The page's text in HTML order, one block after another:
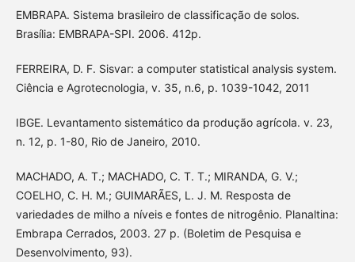
EMBRAPA. Sistema brasileiro de classificação de solos.
Brasília: EMBRAPA-SPI. 2006. 412p.
FERREIRA, D. F. Sisvar: a computer statistical analysis system.
Ciência e Agrotecnologia, v. 35, n.6, p. 1039-1042, 2011
IBGE. Levantamento sistemático da produção agrícola. v. 23,
n. 12, p. 1-80, Rio de Janeiro, 2010.
MACHADO, A. T.; MACHADO, C. T. T.; MIRANDA, G. V.;
COELHO, C. H. M.; GUIMARÃES, L. J. M. Resposta de
variedades de milho a níveis e fontes de nitrogênio. Planaltina:
Embrapa Cerrados, 2003. 27 p. (Boletim de Pesquisa e
Desenvolvimento, 93).